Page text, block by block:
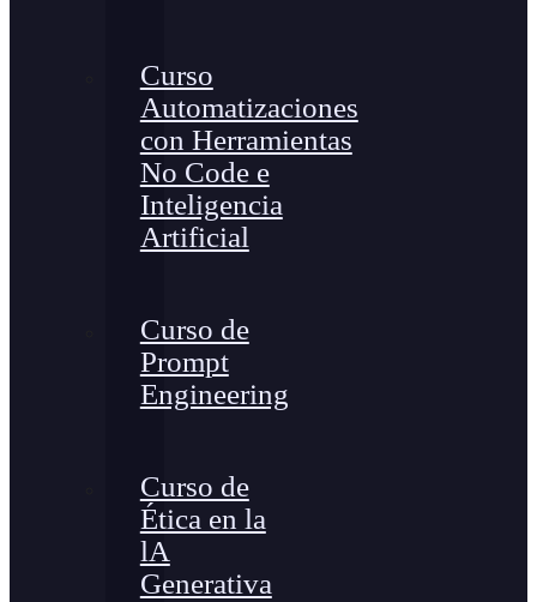
Curso
Automatizaciones
con Herramientas
No Code e
Inteligencia
Artificial
Curso de
Prompt
Engineering
Curso de
Ética en la
lA
Generativa